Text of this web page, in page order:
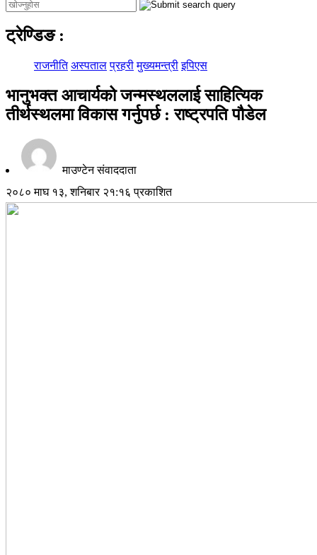
ट्रेण्डिङ :
राजनीति अस्पताल प्रहरी मुख्यमन्त्री इपिएस
भानुभक्त आचार्यको जन्मस्थललाई साहित्यिक
तीर्थस्थलमा विकास गर्नुपर्छ : राष्ट्रपति पौडेल
माउण्टेन संवाददाता
२०८० माघ १३, शनिबार २१:१६ प्रकाशित